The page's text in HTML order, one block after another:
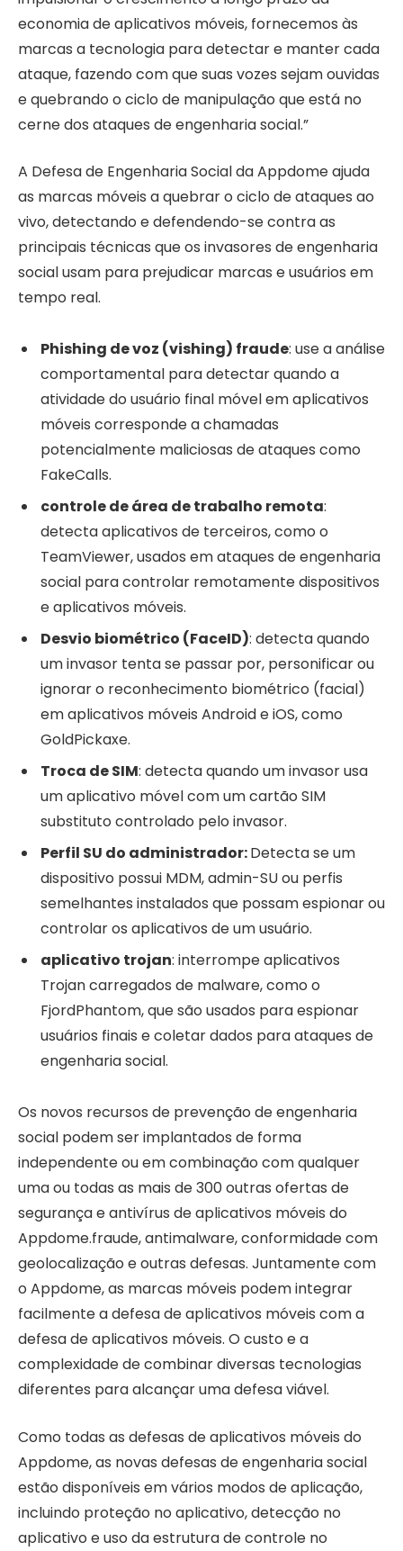
economia de aplicativos móveis, fornecemos às
marcas a tecnologia para detectar e manter cada
ataque, fazendo com que suas vozes sejam ouvidas
e quebrando o ciclo de manipulação que está no
cerne dos ataques de engenharia social.”
A Defesa de Engenharia Social da Appdome ajuda
as marcas móveis a quebrar o ciclo de ataques ao
vivo, detectando e defendendo-se contra as
principais técnicas que os invasores de engenharia
social usam para prejudicar marcas e usuários em
tempo real.
Phishing de voz (vishing) fraude: use a análise
comportamental para detectar quando a
atividade do usuário final móvel em aplicativos
móveis corresponde a chamadas
potencialmente maliciosas de ataques como
FakeCalls.
controle de área de trabalho remota:
detecta aplicativos de terceiros, como o
TeamViewer, usados ​​em ataques de engenharia
social para controlar remotamente dispositivos
e aplicativos móveis.
Desvio biométrico (FaceID): detecta quando
um invasor tenta se passar por, personificar ou
ignorar o reconhecimento biométrico (facial)
em aplicativos móveis Android e iOS, como
GoldPickaxe.
Troca de SIM: detecta quando um invasor usa
um aplicativo móvel com um cartão SIM
substituto controlado pelo invasor.
Perfil SU do administrador:Detecta se um
dispositivo possui MDM, admin-SU ou perfis
semelhantes instalados que possam espionar ou
controlar os aplicativos de um usuário.
aplicativo trojan: interrompe aplicativos
Trojan carregados de malware, como o
FjordPhantom, que são usados ​​para espionar
usuários finais e coletar dados para ataques de
engenharia social.
Os novos recursos de prevenção de engenharia
social podem ser implantados de forma
independente ou em combinação com qualquer
uma ou todas as mais de 300 outras ofertas de
segurança e antivírus de aplicativos móveis do
Appdome.fraude, antimalware, conformidade com
geolocalização e outras defesas. Juntamente com
o Appdome, as marcas móveis podem integrar
facilmente a defesa de aplicativos móveis com a
defesa de aplicativos móveis. O custo e a
complexidade de combinar diversas tecnologias
diferentes para alcançar uma defesa viável.
Como todas as defesas de aplicativos móveis do
Appdome, as novas defesas de engenharia social
estão disponíveis em vários modos de aplicação,
incluindo proteção no aplicativo, detecção no
aplicativo e uso da estrutura de controle no